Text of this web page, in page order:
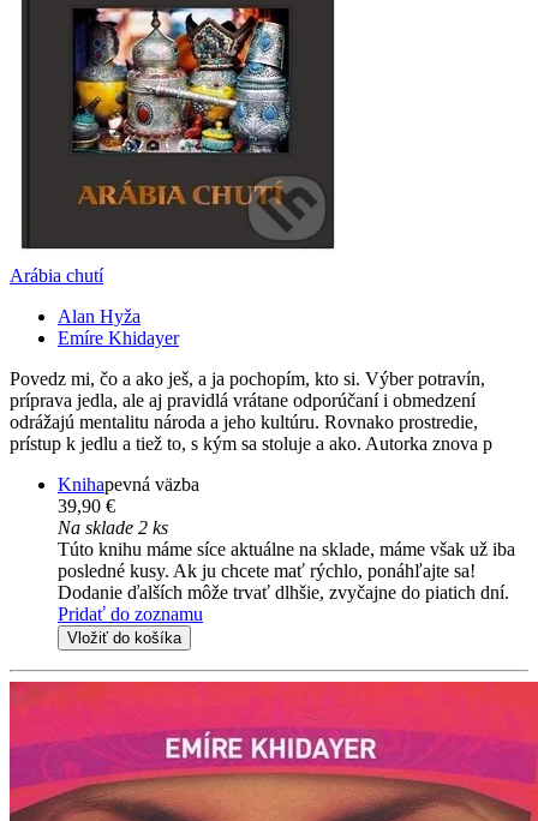
Arábia chutí
Alan Hyža
Emíre Khidayer
Povedz mi, čo a ako ješ, a ja pochopím, kto si. Výber potravín,
príprava jedla, ale aj pravidlá vrátane odporúčaní i obmedzení
odrážajú mentalitu národa a jeho kultúru. Rovnako prostredie,
prístup k jedlu a tiež to, s kým sa stoluje a ako. Autorka znova p
Knihapevná väzba
39,90 €
Na sklade 2 ks
Túto knihu máme síce aktuálne na sklade, máme však už iba
posledné kusy. Ak ju chcete mať rýchlo, ponáhľajte sa!
Dodanie ďalších môže trvať dlhšie, zvyčajne do piatich dní.
Pridať do zoznamu
Vložiť do košíka